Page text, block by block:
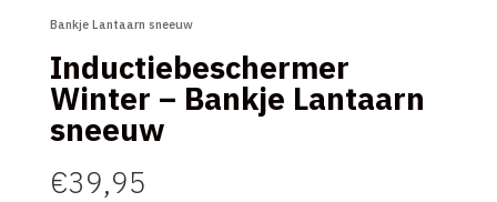
Bankje Lantaarn sneeuw
Inductiebeschermer
Winter – Bankje Lantaarn
sneeuw
€39,95